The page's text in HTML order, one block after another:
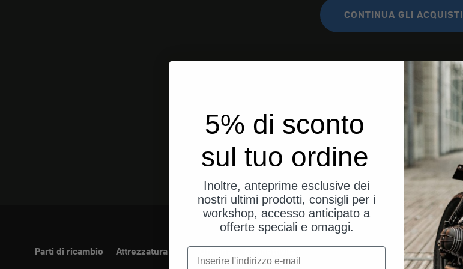
CONTINUA GLI ACQUISTI
Parti di ricambio Attrezzatura Officina Connettività
5% di sconto
sul tuo ordine
Inoltre, anteprime esclusive dei
nostri ultimi prodotti, consigli per i
workshop, accesso anticipato a
offerte speciali e omaggi.
e-mail